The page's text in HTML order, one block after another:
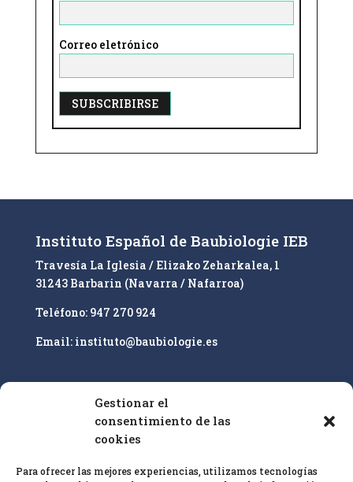
Gestionar el
consentimiento de las
cookies
Para ofrecer las mejores experiencias, utilizamos tecnologías
Correo eletrónico
e
n
t
i
v
:
Instituto Español de Baubiologie IEB
Travesía La Iglesia / Elizako Zeharkalea, 1
31243 Barbarin (Navarra / Nafarroa)
Teléfono: 947 270 924
Email: instituto@baubiologie.es
Nuestro enfoque es la educación superior y la
cualificación profesional de especialistas en
de bioconstruccióny biología del hábitat y el